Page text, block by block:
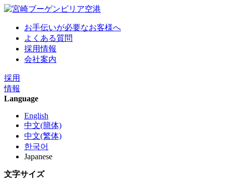
お手伝いが必要なお客様へ
よくある質問
採用情報
会社案内
採用
情報
Language
English
中文(簡体)
中文(繁体)
한국어
Japanese
文字サイズ